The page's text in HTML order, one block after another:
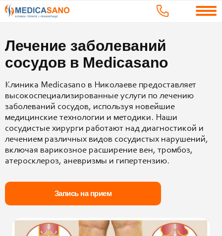
Лечение заболеваний
сосудов в Medicasano
Клиника Medicasano в Николаеве предоставляет
высокоспециализированные услуги по лечению
заболеваний сосудов, используя новейшие
медицинские технологии и методики. Наши
сосудистые хирурги работают над диагностикой и
лечением различных видов сосудистых нарушений,
включая варикозное расширение вен, тромбоз,
атеросклероз, аневризмы и гипертензию.
Запись на прием